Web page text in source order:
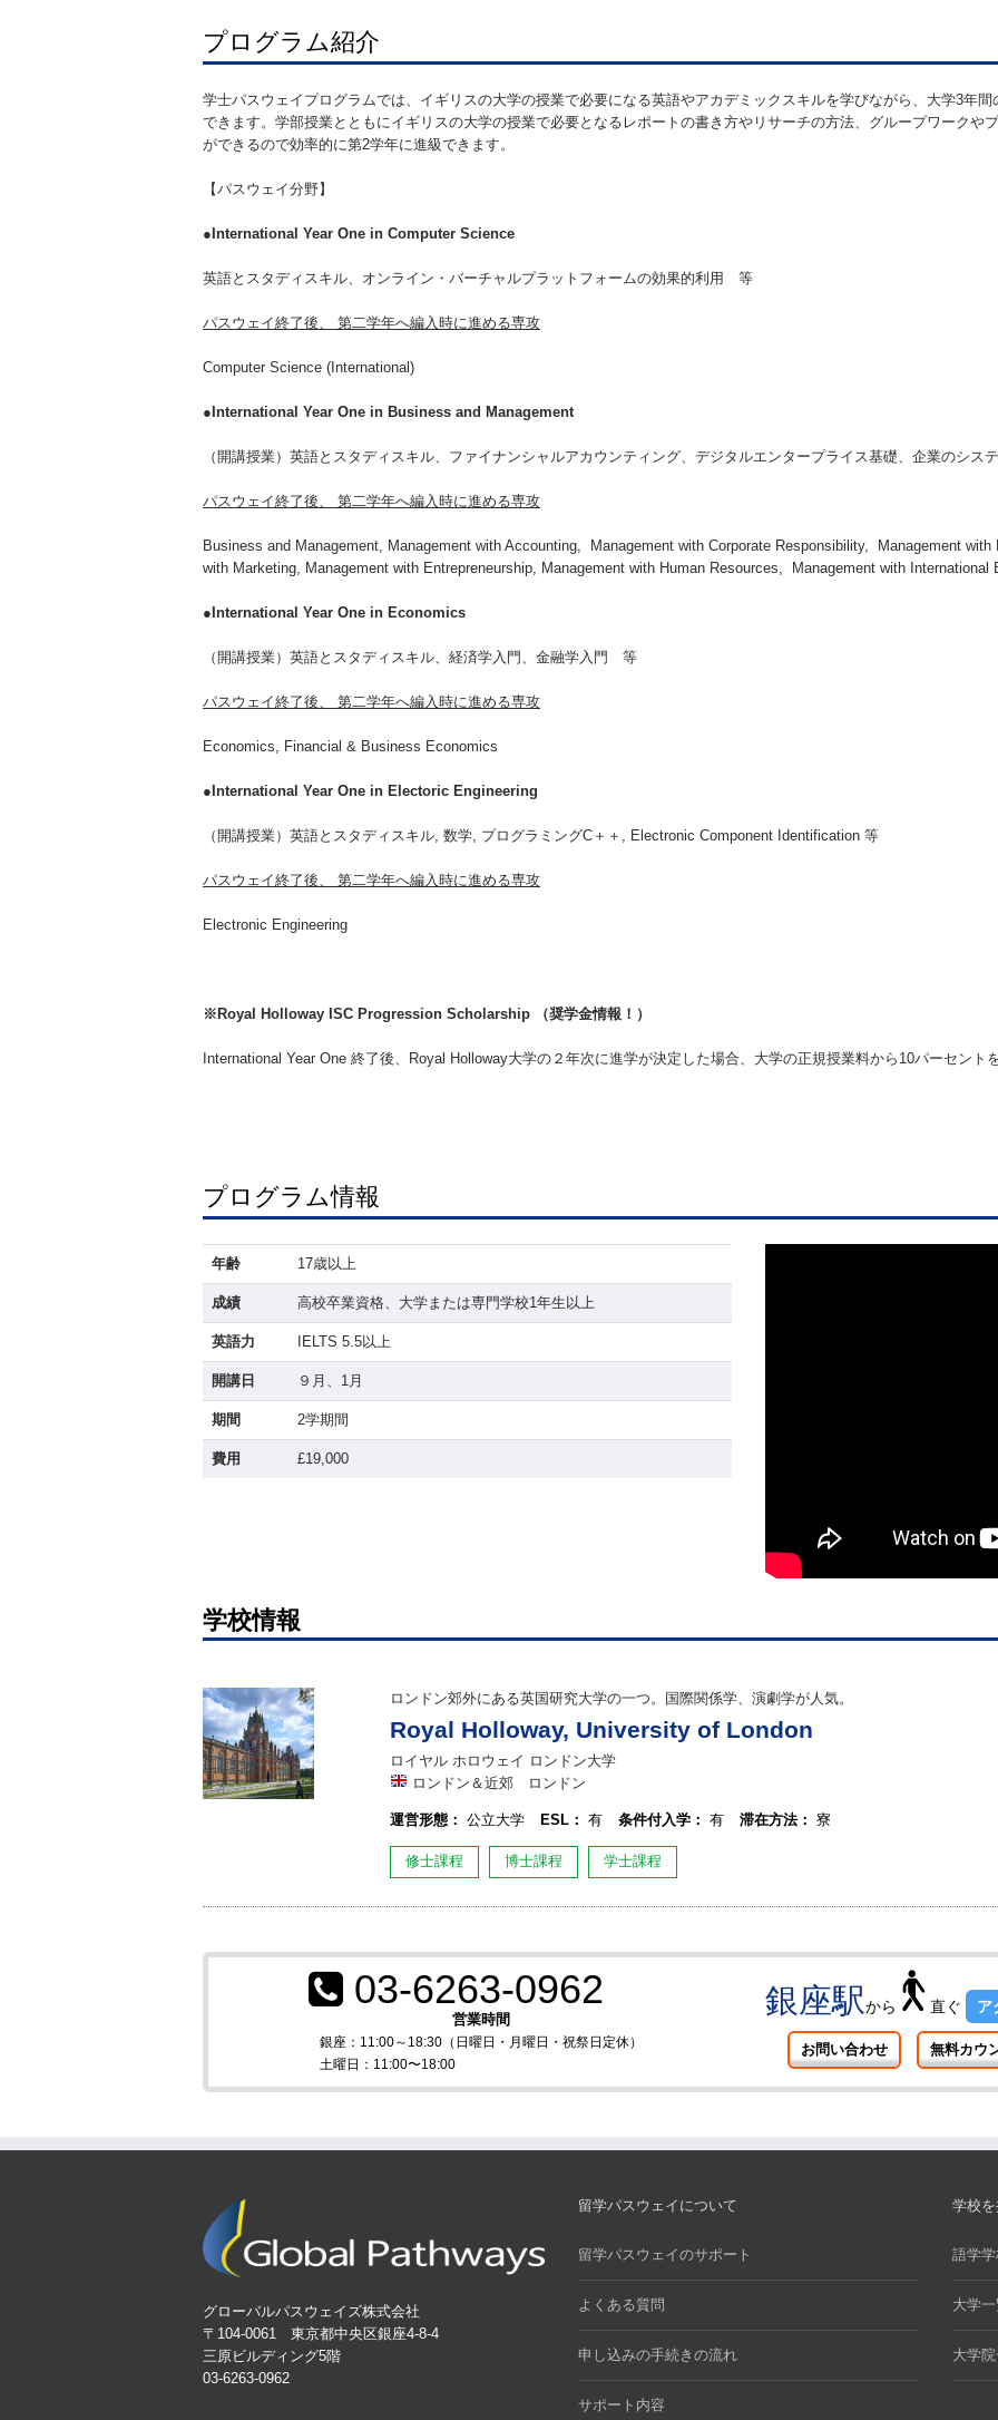
プログラム紹介
学士パスウェイプログラムでは、イギリスの大学の授業で必要になる英語やアカデミックスキルを学びながら、大学3年
できます。学部授業とともにイギリスの大学の授業で必要となるレポートの書き方やリサーチの方法、グループワークや
ができるので効率的に第2学年に進級できます。
【パスウェイ分野】
●International Year One in Computer Science
英語とスタディスキル、オンライン・バーチャルプラットフォームの効果的利用 等
パスウェイ終了後、 第二学年へ編入時に進める専攻
Computer Science (International)
●International Year One in Business and Management
（開講授業）英語とスタディスキル、ファイナンシャルアカウンティング、デジタルエンタープライス基礎、企業のシ
パスウェイ終了後、 第二学年へ編入時に進める専攻
Business and Management, Management with Accounting, Management with Corporate Responsibility, Management
with Marketing, Management with Entrepreneurship, Management with Human Resources, Management with International
●International Year One in Economics
（開講授業）英語とスタディスキル、経済学入門、金融学入門 等
パスウェイ終了後、 第二学年へ編入時に進める専攻
Economics, Financial & Business Economics
●International Year One in Electoric Engineering
（開講授業）英語とスタディスキル, 数学, プログラミングC＋＋, Electronic Component Identification 等
パスウェイ終了後、 第二学年へ編入時に進める専攻
Electronic Engineering
※Royal Holloway ISC Progression Scholarship （奨学金情報！）
International Year One 終了後、Royal Holloway大学の２年次に進学が決定した場合、大学の正規授業料から10パーセント
プログラム情報
年齢 17歳以上
成績 高校卒業資格、大学または専門学校1年生以上
英語力 IELTS 5.5以上
開講日 ９月、1月
期間 2学期間
費用 £19,000
学校情報
ロンドン郊外にある英国研究大学の一つ。国際関係学、演劇学が人気。
Royal Holloway, University of London
ロイヤル ホロウェイ ロンドン大学
ロンドン＆近郊 ロンドン
運営形態： 公立大学 ESL： 有 条件付入学： 有 滞在方法： 寮
修士課程 博士課程 学士課程
03-6263-0962
営業時間
銀座：11:00～18:30（日曜日・月曜日・祝祭日定休）
土曜日：11:00〜18:00
銀座駅から 直ぐ ア
お問い合わせ 無料カウ
グローバルパスウェイズ株式会社
〒104-0061 東京都中央区銀座4-8-4
三原ビルディング5階
03-6263-0962
留学パスウェイについて
留学パスウェイのサポート
よくある質問
申し込みの手続きの流れ
サポート内容
学校
語学
大学一
大学